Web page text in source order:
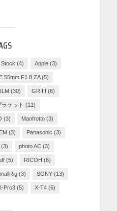
Stock (4) Apple(3)
55mm F1.8 ZA(5)
(30) GR III (6)
ラケット (11)
(3) Manfrotto(3)
(3) Panasonic (3)
photo AC(3)
(5) RICOH (6)
(3) SONY(13)
Pro3(5) X-T4(6)